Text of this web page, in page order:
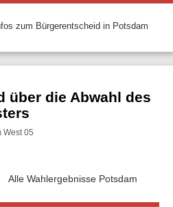
zum Bürgerentscheid in Potsdam
über die Abwahl des
West 05
Alle Wahlergebnisse Potsdam